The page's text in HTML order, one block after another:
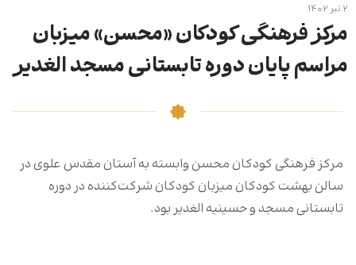
۲ تیر ۱۴۰۲
مرکز فرهنگی کودکان «محسن» میزبان
مراسم پایان دوره تابستانی مسجد الغدیر
مرکز فرهنگی کودکان محسن وابسته به آستان مقدس علوی در
سالن بهشت کودکان میزبان کودکان شرکت‌کننده در دوره
تابستانی مسجد و حسینیه الغدیر بود.